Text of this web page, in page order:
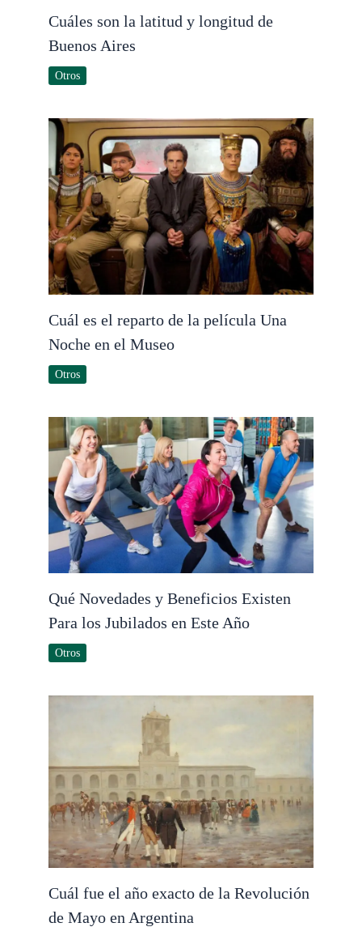
Cuáles son la latitud y longitud de
Buenos Aires
Otros
Cuál es el reparto de la película Una
Noche en el Museo
Otros
Qué Novedades y Beneficios Existen
Para los Jubilados en Este Año
Otros
Cuál fue el año exacto de la Revolución
de Mayo en Argentina